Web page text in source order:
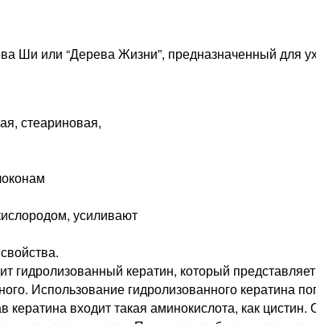
Ши или “Дерева Жизни”, предназначенный
стеариновая,
усиливают
кератин, который
Использование гидролизованного кератина
входит такая аминокислота, как